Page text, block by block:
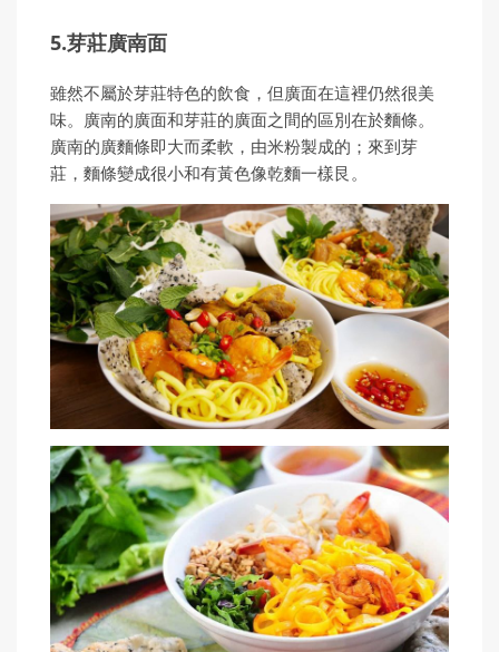
5.芽莊廣南面
雖然不屬於芽莊特色的飲食，但廣面在這裡仍然很美
味。廣南的廣面和芽莊的廣面之間的區別在於麵條。
廣南的廣麵條即大而柔軟，由米粉製成的；來到芽
莊，麵條變成很小和有黃色像乾麵一樣艮。